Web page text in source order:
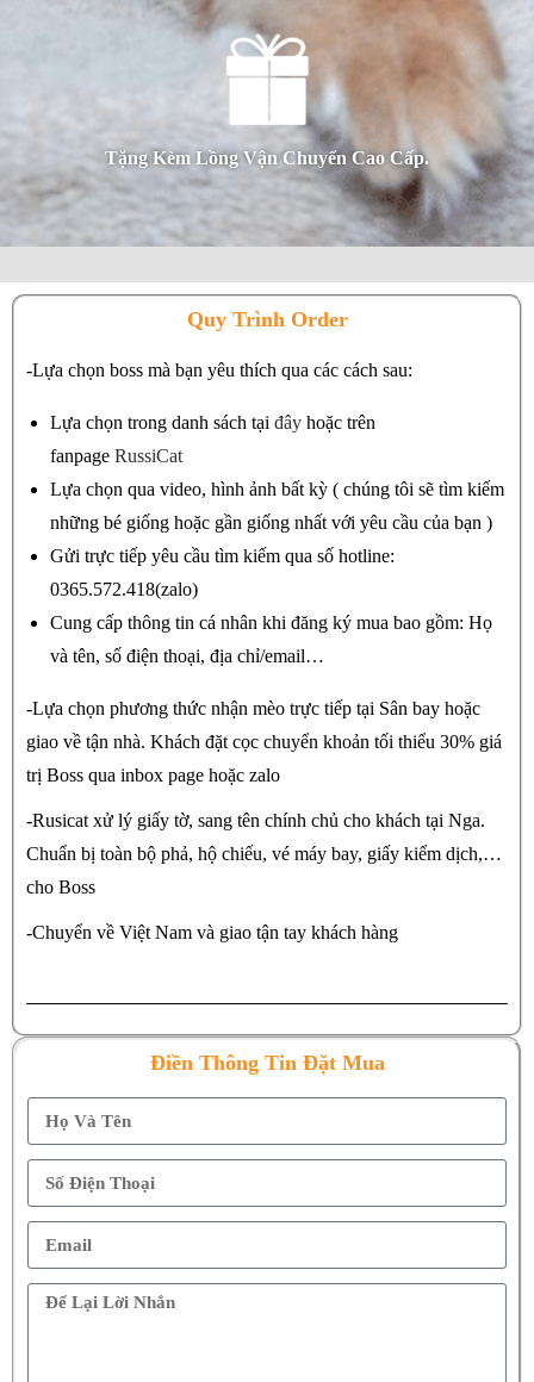
Tặng Kèm Lồng Vận Chuyển Cao Cấp.
Quy Trình Order
-Lựa chọn boss mà bạn yêu thích qua các cách sau:
Lựa chọn trong danh sách tại đây hoặc trên
fanpage RussiCat
Lựa chọn qua video, hình ảnh bất kỳ ( chúng tôi sẽ tìm kiếm
những bé giống hoặc gần giống nhất với yêu cầu của bạn )
Gửi trực tiếp yêu cầu tìm kiếm qua số hotline:
0365.572.418(zalo)
Cung cấp thông tin cá nhân khi đăng ký mua bao gồm: Họ
và tên, số điện thoại, địa chỉ/email…
-Lựa chọn phương thức nhận mèo trực tiếp tại Sân bay hoặc
giao về tận nhà. Khách đặt cọc chuyển khoản tối thiểu 30% giá
trị Boss qua inbox page hoặc zalo
-Rusicat xử lý giấy tờ, sang tên chính chủ cho khách tại Nga.
Chuẩn bị toàn bộ phả, hộ chiếu, vé máy bay, giấy kiểm dịch,…
cho Boss
-Chuyển về Việt Nam và giao tận tay khách hàng
Điền Thông Tin Đặt Mua